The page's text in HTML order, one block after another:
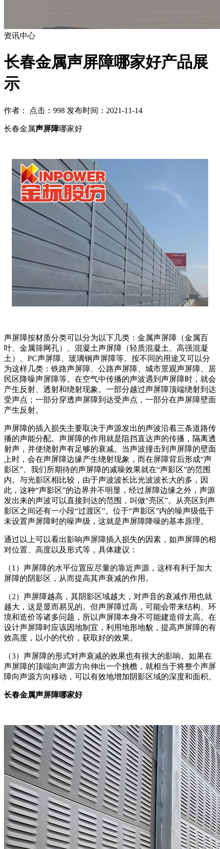
资讯中心
长春金属声屏障哪家好产品展
示
作者： 点击：998 发布时间：2021-11-14
长春金属声屏障哪家好
声屏障按材质分类可以分为以下几类：金属声屏障（金属百
叶、金属筛网孔）、混凝土声屏障（轻质混凝土、高强混凝
土）、PC声屏障、玻璃钢声屏障等。按不同的用途又可以分
为这样几类：铁路声屏障、公路声屏障、城市景观声屏障、居
民区降噪声屏障等。在空气中传播的声波遇到声屏障时，就会
产生反射、透射和绕射现象。一部分越过声屏障顶端绕射到达
受声点；一部分穿透声屏障到达受声点，一部分在声屏障壁面
产生反射。
声屏障的插入损失主要取决于声源发出的声波沿着三条道路传
播的声能分配。声屏障的作用就是阻挡直达声的传播，隔离透
射声，并使绕射声有足够的衰减。当声波撞击到声屏障的壁面
上时，会在声屏障边缘产生绕射现象，而在屏障背后形成“声
影区”。我们所期待的声屏障的减噪效果就在“声影区”的范围
内。与光影区相比较，由于声波波长比光波波长大的多，因
此，这种“声影区”的边界并不明显，经过屏障边缘之外，声源
发出来的声波可以直接到达的范围，叫做“亮区”。从亮区到声
影区之间还有一小段“过渡区”。位于“声影区”内的噪声级低于
未设置声屏障时的噪声级，这就是声屏障降噪的基本原理。
通过以上可以看出影响声屏障插入损失的因素，如声屏障的相
对位置、高度以及形式等，具体建议：
（1）声屏障的水平位置应尽量的靠近声源，这样有利于加大
屏障的阴影区，从而提高其声衰减的作用。
（2）声屏障越高，其阴影区域越大，对声音的衰减作用也就
越大，这是显而易见的。但声屏障过高，可能会带来结构、环
境和造价等诸多问题，所以声屏障本身不可能建造得太高。在
设计声屏障时应该因地制宜，利用地形地貌，提高声屏障的有
效高度，以小的代价，获取好的效果。
（3）声屏障的形式对声衰减的效果也有很大的影响。如果在
声屏障的顶端向声源方向伸出一个挑檐，就相当于将整个声屏
障向声源方向移动，可以有效地增加阴影区域的深度和面积。
长春金属声屏障哪家好